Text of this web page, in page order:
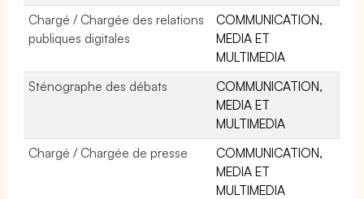
Chargé / Chargée des relations
publiques digitales
COMMUNICATION,
MEDIA ET
MULTIMEDIA
Sténographe des débats
COMMUNICATION,
MEDIA ET
MULTIMEDIA
Chargé / Chargée de presse
COMMUNICATION,
MEDIA ET
MULTIMEDIA